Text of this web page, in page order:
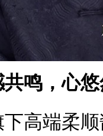
鸣，心
高端柔